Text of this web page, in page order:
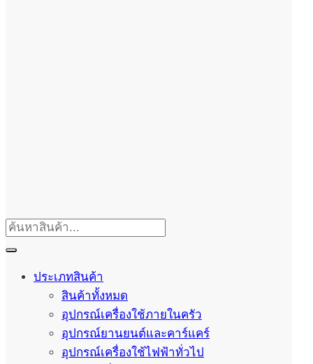
ประเภทสินค้า
สินค้าทั้งหมด
อุปกรณ์เครื่องใช้ภายในครัว
อุปกรณ์ยานยนต์และคาร์แคร์
อุปกรณ์เครื่องใช้ไฟฟ้าทั่วไป